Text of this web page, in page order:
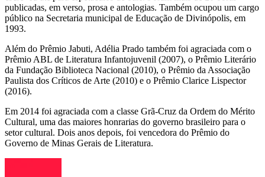
publicadas, em verso, prosa e antologias. Também ocupou um cargo
público na Secretaria municipal de Educação de Divinópolis, em
1993.
Além do Prêmio Jabuti, Adélia Prado também foi agraciada com o
Prêmio ABL de Literatura Infantojuvenil (2007), o Prêmio Literário
da Fundação Biblioteca Nacional (2010), o Prêmio da Associação
Paulista dos Críticos de Arte (2010) e o Prêmio Clarice Lispector
(2016).
Em 2014 foi agraciada com a classe Grã-Cruz da Ordem do Mérito
Cultural, uma das maiores honrarias do governo brasileiro para o
setor cultural. Dois anos depois, foi vencedora do Prêmio do
Governo de Minas Gerais de Literatura.